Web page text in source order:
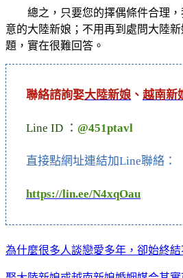
總之，只要您的擇偶條件合理
意的大陸新娘；不用再到處問大陸
題，實在很難回答。
聯絡諮詢娶大陸新娘 、 越南新
Line ID ： @451ptavl
直接點網址連結加Line聯絡：
https://lin.ee/N4xqOau
為什麼很多人談戀愛多年，卻始終結